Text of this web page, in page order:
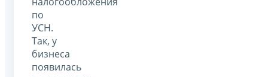
по
УСН.
Так, у
бизнеса
появилась